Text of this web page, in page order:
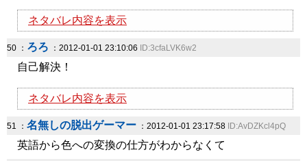
ネタバレ内容を表示
50 ： ろろ ：2012-01-01 23:10:06 ID:3cfaLVK6w2
自己解決！
ネタバレ内容を表示
51 ： 名無しの脱出ゲーマー ：2012-01-01 23:17:58 ID:AvDZKcl4pQ
英語から色への変換の仕方がわからなくて